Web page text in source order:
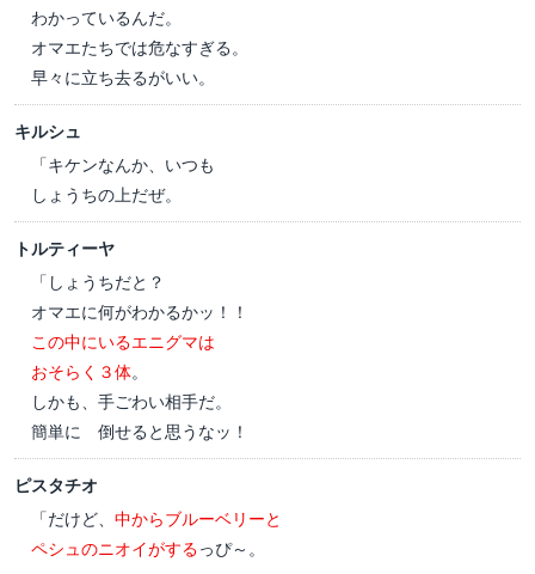
わかっているんだ。
オマエたちでは危なすぎる。
早々に立ち去るがいい。
キルシュ
「キケンなんか、いつも
しょうちの上だぜ。
トルティーヤ
「しょうちだと？
オマエに何がわかるかッ！！
この中にいるエニグマは
おそらく３体。
しかも、手ごわい相手だ。
簡単に 倒せると思うなッ！
ピスタチオ
「だけど、中からブルーベリーと
ペシュのニオイがするっぴ～。